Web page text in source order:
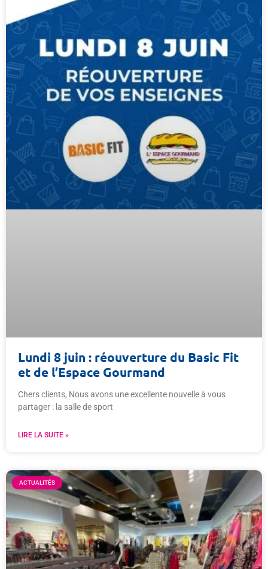
Lundi 8 juin : réouverture du Basic Fit
et de l’Espace Gourmand
Chers clients, Nous avons une excellente nouvelle à vous
partager : la salle de sport
LIRE LA SUITE »
ACTUALITÉS